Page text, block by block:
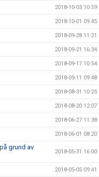
2018-10-03 10:59
2018-10-01 09:45
2018-09-28 11:21
2018-09-21 16:34
2018-09-17 10:54
2018-09-11 09:48
2018-08-31 10:25
2018-08-20 12:07
2018-06-27 11:38
2018-06-01 08:20
grund av
2018-05-31 16:00
2018-05-05 09:41